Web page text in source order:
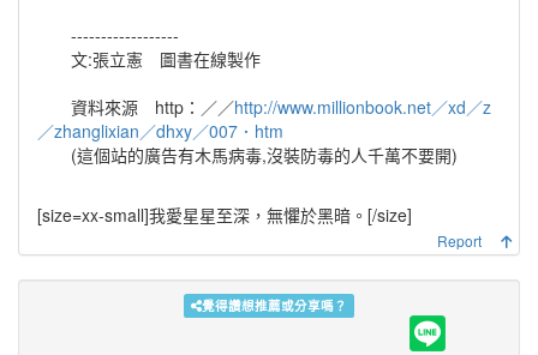
------------------
文:張立憲 圖書在線製作
資料來源 http：／／http://www.millionbook.net／xd／z
／zhanglixian／dhxy／007．htm
(這個站的廣告有木馬病毒,沒裝防毒的人千萬不要開)
[size=xx-small]我愛星星至深，無懼於黑暗。 [/size]
Report
覺得讚想推薦或分享嗎？